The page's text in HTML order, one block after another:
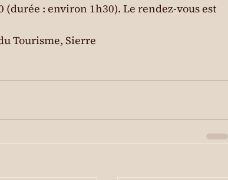
(durée : environ 1h30). Le rendez-vous est
Tourisme, Sierre